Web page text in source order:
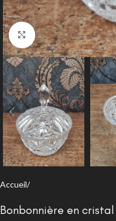
Agrandir
Accueil Articles déco
Bonbonnière en cristal